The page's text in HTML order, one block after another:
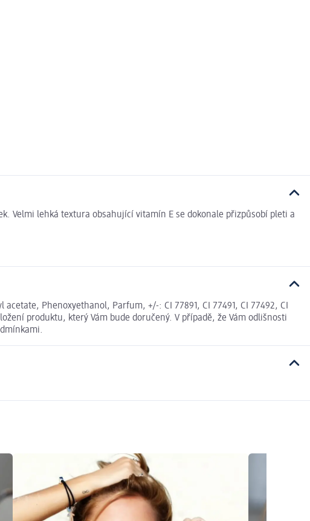
Velmi lehká textura obsahující vitamín E se dokonale přizpůsobí pleti a
Phenoxyethanol, Parfum, +/-: CI 77891, CI 77491, CI 77492, CI
produktu, který Vám bude doručený. V případě, že Vám odlišnosti